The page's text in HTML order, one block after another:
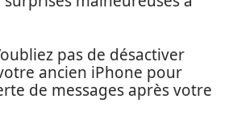
pas de désactiver
ancien iPhone pour
de messages après votre